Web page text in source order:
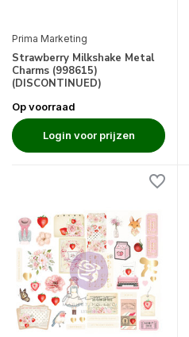
Prima Marketing
Strawberry Milkshake Metal
Charms (998615)
(DISCONTINUED)
Op voorraad
Login voor prijzen